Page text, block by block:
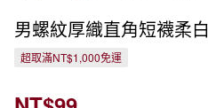
男螺紋厚織直角短襪柔白
超取滿NT$1,000免運